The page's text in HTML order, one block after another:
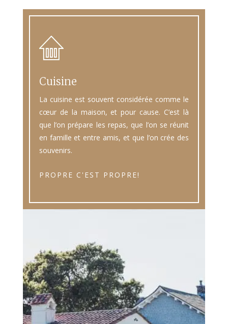
Cuisine
La cuisine est souvent considérée comme le
cœur de la maison, et pour cause. C’est là
que l’on prépare les repas, que l’on se réunit
en famille et entre amis, et que l’on crée des
souvenirs.
PROPRE C'EST PROPRE!